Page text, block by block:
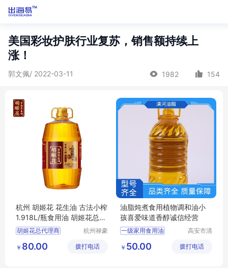
美国彩妆护肤行业复苏，销售额持续上
涨！
郭文佩/ 2022-03-11 1982 154
杭州 胡姬花 花生油 古法小榨
1.918L/瓶食用油 胡姬花总代
理商
胡姬花总代理商
古法小榨花生油
杭州禄豪
公司
￥ 80.00 拨打电话
油脂炖煮食用植物调和油小
孩喜爱味道香醇诚信经营
一级家用食用油
压榨菜籽油
纯稻米油
高安市清
限公司
￥ 50.00 拨打电话